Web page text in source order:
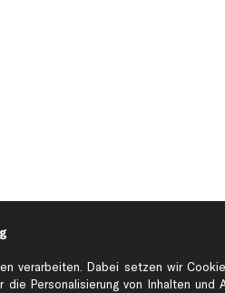
verarbeiten. Dabei setzen wir
Personalisierung von Inhalten